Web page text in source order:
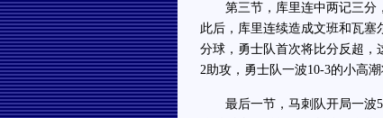
第三节，库里连中两记三分，
此后，库里连续造成文班和瓦塞
分球，勇士队首次将比分反超，
2助攻，勇士队一波10-3的小高
最后一节，马刺队开局一波5-